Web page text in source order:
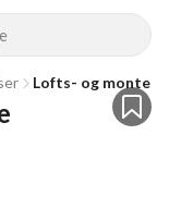
Lofts- og